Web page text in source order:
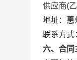
供应商(
地址：惠
联系方式
六、合同